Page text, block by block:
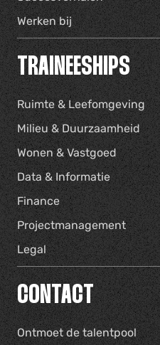
Werken bij
TRAINEESHIPS
Ruimte & Leefomgeving
Milieu & Duurzaamheid
Wonen & Vastgoed
Data & Informatie
Finance
Projectmanagement
Legal
CONTACT
Ontmoet de talentpool